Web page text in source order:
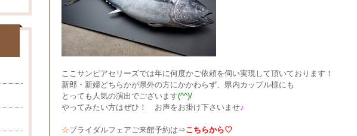
ここサンピアセリーズでは年に何度かご依頼を伺い実現して頂いております！
新郎・新婦どちらかが県外の方にかかわらず、県内カップル様にも
とっても人気の演出でございます(^^)/
やってみたい方はぜひ！ お声をお掛け下さいませ♪
☆ブライダルフェアご来館予約は⇒こちらから♡